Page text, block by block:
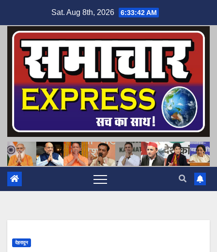
content
Sat. Aug 8th, 2026 6:33:43 AM
देहरादून